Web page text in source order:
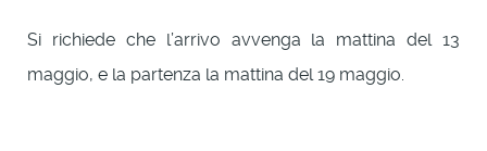
Si richiede che l’arrivo avvenga la mattina del 13
maggio, e la partenza la mattina del 19 maggio.